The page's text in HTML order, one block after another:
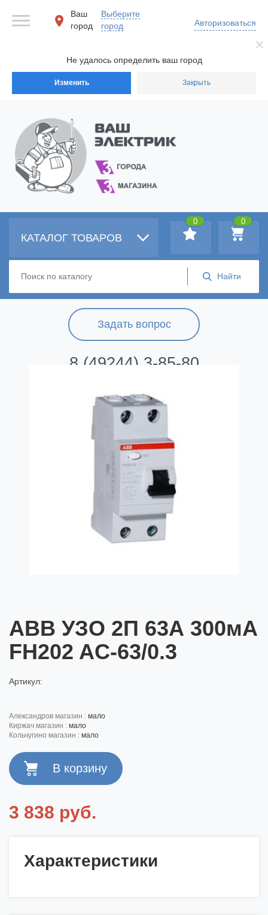
Не удалось определить ваш город
Изменить Закрыть
Ваш
город
Выберите
город
Авторизоваться
Задать вопрос
8 (49244) 3-85-80
КАТАЛОГ ТОВАРОВ
0
0
ABB УЗО 2П 63А 300мА
FH202 AC-63/0.3
Артикул:
александров магазин : мало
киржач магазин : мало
кольчугино магазин : мало
3 838 руб.
Характеристики